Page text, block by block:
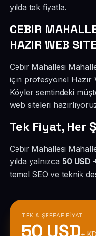
yılda tek fiyatla.
CEBIR
HAZIR WEB
Cebir Mahallesi
için profesyonel Hazır
Köyler semtindeki
web siteleri
Tek Fiyat, Her
Cebir Mahallesi
yılda yalnızca 50 USD
temel SEO ve teknik
TEK & ŞEFFAF FIYAT
50 USD+